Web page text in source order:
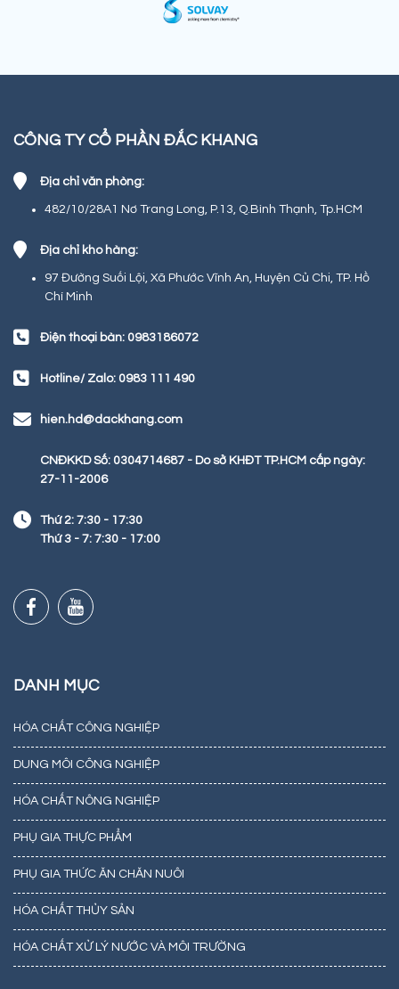
CÔNG TY CỔ PHẦN ĐẮC KHANG
Địa chỉ văn phòng:
482/10/28A1 Nơ Trang Long, P.13, Q.Bình Thạnh, Tp.HCM
Địa chỉ kho hàng:
97 Đường Suối Lội, Xã Phước Vĩnh An, Huyện Củ Chi, TP. Hồ
Chí Minh
Điện thoại bàn: 0983186072
Hotline/ Zalo: 0983 111 490
hien.hd@dackhang.com
CNĐKKD Số: 0304714687 - Do sở KHĐT TP.HCM cấp ngày:
27-11-2006
Thứ 2: 7:30 - 17:30
Thứ 3 - 7: 7:30 - 17:00
DANH MỤC
HÓA CHẤT CÔNG NGHIỆP
DUNG MÔI CÔNG NGHIỆP
HÓA CHẤT NÔNG NGHIỆP
PHỤ GIA THỰC PHẨM
PHỤ GIA THỨC ĂN CHĂN NUÔI
HÓA CHẤT THỦY SẢN
HÓA CHẤT XỬ LÝ NƯỚC VÀ MÔI TRƯỜNG